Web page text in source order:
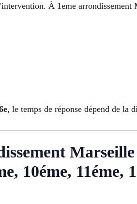
À 1eme arrondissement
, le temps de réponse dépend de la
Marseille
10éme, 11éme,